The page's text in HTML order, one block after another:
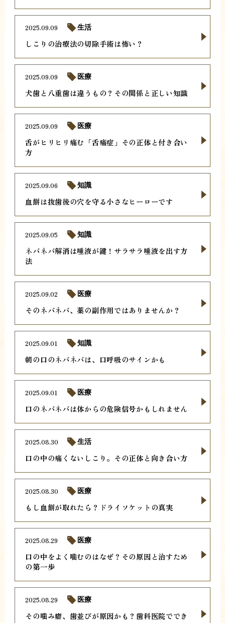
しこりの治療法の切除手術は怖い？
2025.09.09 生活
犬歯と八重歯は違うもの？その関係と正しい知識
2025.09.09 医療
舌がヒリヒリ痛む「舌痛症」その正体と付き合い
方
2025.09.09 医療
血餅は抜歯後の穴を守る小さなヒーローです
2025.09.06 知識
ネバネバ解消は唾液が鍵！サラサラ唾液を出す方
法
2025.09.05 知識
そのネバネバ、薬の副作用ではありませんか？
2025.09.02 医療
朝の口のネバネバは、口呼吸のサインかも
2025.09.01 知識
口のネバネバは体からの危険信号かもしれません
2025.09.01 医療
口の中の痛くないしこり。その正体と向き合い方
2025.08.30 生活
もし血餅が取れたら？ドライソケットの真実
2025.08.30 医療
口の中をよく噛むのはなぜ？その原因と治すため
の第一歩
2025.08.29 医療
その噛み癖、歯並びが原因かも？歯科医院ででき
2025.08.29 医療